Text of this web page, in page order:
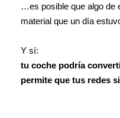
…es posible que algo de
material que un día
Y sí:
tu coche podría
permite que tus redes